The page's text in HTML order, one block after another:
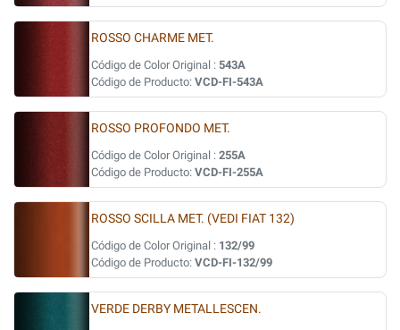
ROSSO CHARME MET.
Código de Color Original : 543A
Código de Producto: VCD-FI-543A
ROSSO PROFONDO MET.
Código de Color Original : 255A
Código de Producto: VCD-FI-255A
ROSSO SCILLA MET. (VEDI FIAT 132)
Código de Color Original : 132/99
Código de Producto: VCD-FI-132/99
VERDE DERBY METALLESCEN.